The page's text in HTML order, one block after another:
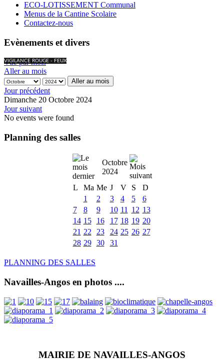
ECO-LOTISSEMENT Communal
Menus de la Cantine Scolaire
Contactez-nous
Evènements et divers
VIGILANCE ROUGE - FEUX
Vue par mois
Aller au mois
Aller au mois
Jour précédent
Dimanche 20 Octobre 2024
Jour suivant
No events were found
Planning des salles
Octobre
2024
L
Ma Me J V S
D
1
2 3 4 5
6
7
8 9 10 11 12 13
14 15 16 17 18 19 20
21 22 23 24 25 26 27
28 29 30 31
PLANNING DES SALLES
Navailles-Angos en photos ....
MAIRIE DE NAVAILLES-ANGOS